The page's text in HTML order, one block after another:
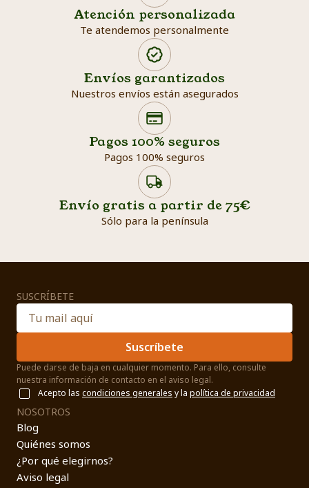
Atención personalizada
Te atendemos personalmente
Envíos garantizados
Nuestros envíos están asegurados
Pagos 100% seguros
Pagos 100% seguros
Envío gratis a partir de 75€
Sólo para la península
Search products
SUSCRÍBETE
Suscríbete
Puede darse de baja en cualquier momento. Para ello, consulte
nuestra información de contacto en el aviso legal.
Acepto las condiciones generales y la política de privacidad
NOSOTROS
Blog
Quiénes somos
¿Por qué elegirnos?
Aviso legal